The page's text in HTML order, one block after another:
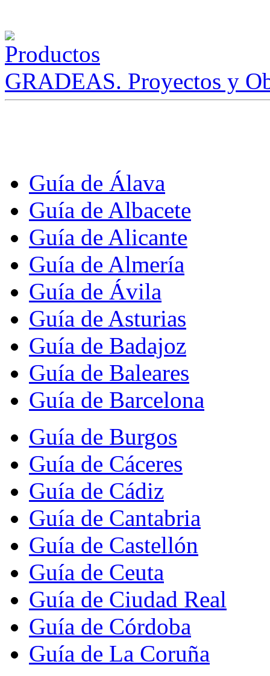
GRADEAS. Proyectos y
Guía de Álava
Guía de Albacete
Guía de Alicante
Guía de Almería
Guía de Ávila
Guía de Asturias
Guía de Badajoz
Guía de Baleares
Guía de Barcelona
Guía de Burgos
Guía de Cáceres
Guía de Cádiz
Guía de Cantabria
Guía de Castellón
Guía de Ceuta
Guía de Ciudad Real
Guía de Córdoba
Guía de La Coruña